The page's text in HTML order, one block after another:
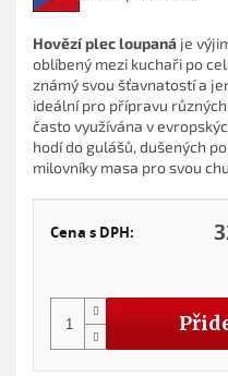
Cena s DPH:
Hovězí plec loupaná je
oblíbený mezi kuchaři po
známý svou šťavnatostí a
ideální pro přípravu
často využívána v
hodí do gulášů, dušených
milovníky masa pro svou